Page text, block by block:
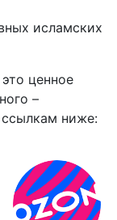
исламских
ценное
–
ссылкам ниже: